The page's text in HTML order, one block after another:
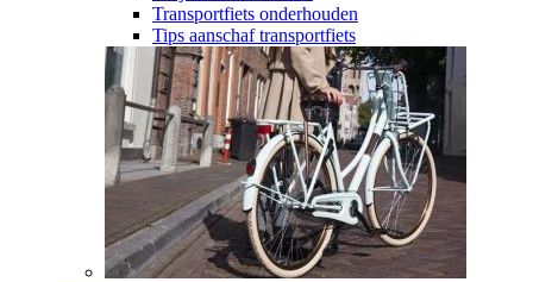
Transportfiets onderhouden
Tips aanschaf transportfiets